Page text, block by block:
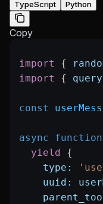
TypeScript Python
Copy
import {
import
{ query
const
async
  yield
{
    type:
    uuid: